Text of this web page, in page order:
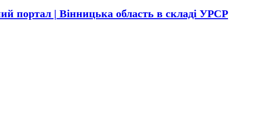
портал | Вінницька область в складі УРСР